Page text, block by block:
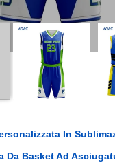
In
Da Basket Ad